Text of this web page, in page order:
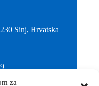
za
Sinj, Hrvatska